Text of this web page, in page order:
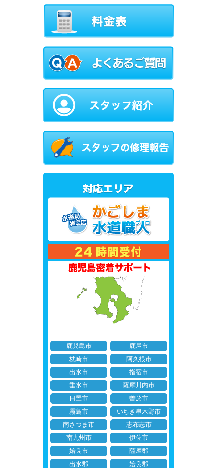
鹿児島市
鹿屋市
枕崎市
阿久根市
出水市
指宿市
垂水市
薩摩川内市
日置市
曽於市
霧島市
いちき串木野市
南さつま市
志布志市
南九州市
伊佐市
姶良市
薩摩郡
出水郡
姶良郡